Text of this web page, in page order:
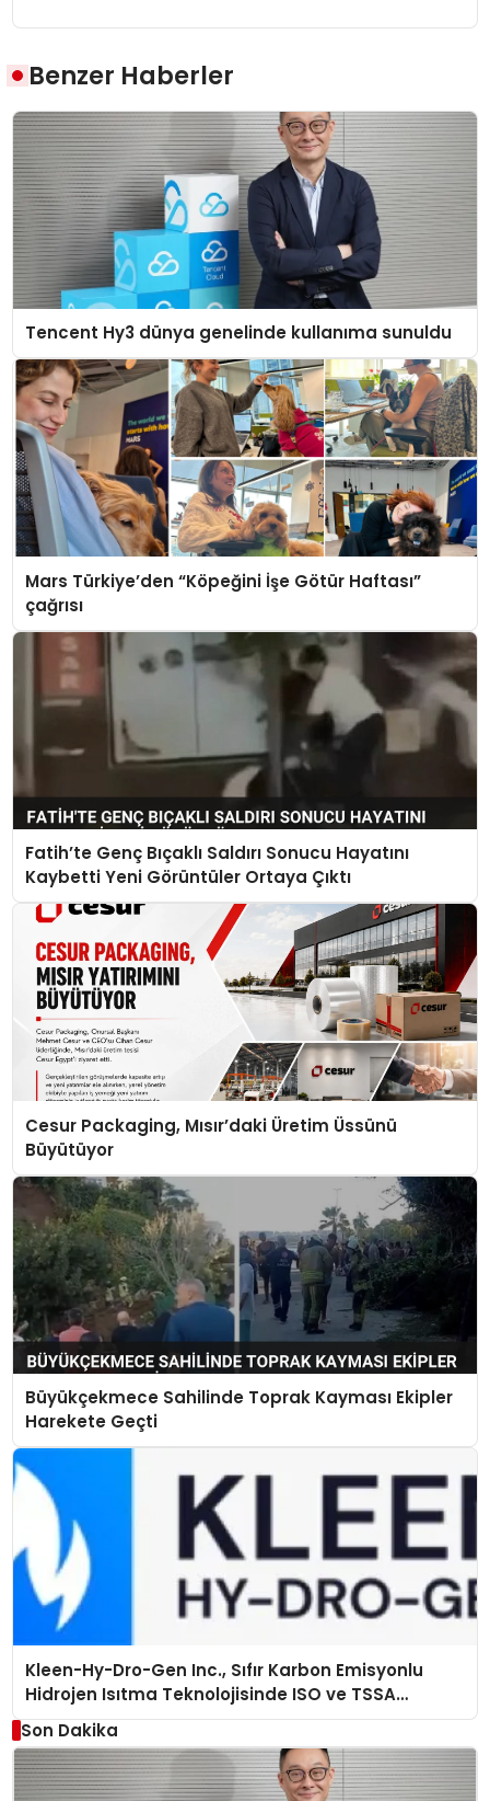
Benzer Haberler
Tencent Hy3 dünya genelinde kullanıma sunuldu
Mars Türkiye’den “Köpeğini İşe Götür Haftası”
çağrısı
Fatih’te Genç Bıçaklı Saldırı Sonucu Hayatını
Kaybetti Yeni Görüntüler Ortaya Çıktı
Cesur Packaging, Mısır’daki Üretim Üssünü
Büyütüyor
Büyükçekmece Sahilinde Toprak Kayması Ekipler
Harekete Geçti
Kleen-Hy-Dro-Gen Inc., Sıfır Karbon Emisyonlu
Hidrojen Isıtma Teknolojisinde ISO ve TSSA
Düzenleyici Onaylarını Aldı
Son Dakika